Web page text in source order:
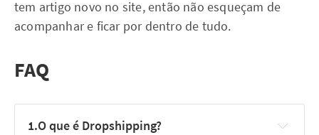
tem artigo novo no site, então não esqueçam de
acompanhar e ficar por dentro de tudo.
FAQ
1.O que é Dropshipping?